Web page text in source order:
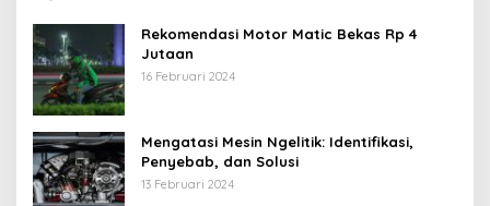
Rekomendasi Motor Matic Bekas Rp 4
Jutaan
16 Februari 2024
Mengatasi Mesin Ngelitik: Identifikasi,
Penyebab, dan Solusi
13 Februari 2024